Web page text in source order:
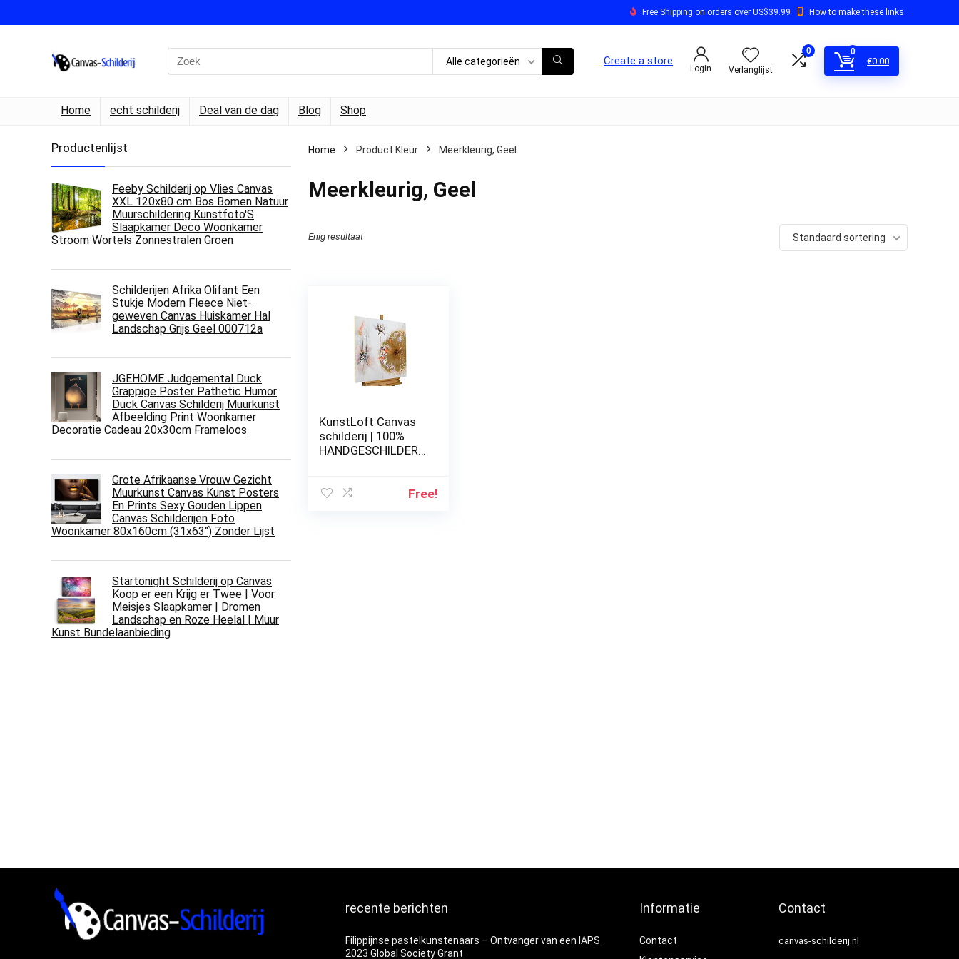
Free Shipping on orders over US$39.99 How to make these links
Search
for:
Alle categorieën Create a store
Login Verlanglijst
0 0
€0.00
Home echt schilderij Deal van de dag Blog Shop
Productenlijst
Feeby Schilderij op Vlies Canvas
XXL 120x80 cm Bos Bomen Natuur
Muurschildering Kunstfoto'S
Slaapkamer Deco Woonkamer
Stroom Wortels Zonnestralen Groen
Schilderijen Afrika Olifant Een
Stukje Modern Fleece Niet-
geweven Canvas Huiskamer Hal
Landschap Grijs Geel 000712a
JGEHOME Judgemental Duck
Grappige Poster Pathetic Humor
Duck Canvas Schilderij Muurkunst
Afbeelding Print Woonkamer
Decoratie Cadeau 20x30cm Frameloos
Grote Afrikaanse Vrouw Gezicht
Muurkunst Canvas Kunst Posters
En Prints Sexy Gouden Lippen
Canvas Schilderijen Foto
Woonkamer 80x160cm (31x63") Zonder Lijst
Startonight Schilderij op Canvas
Koop er een Krijg er Twee | Voor
Meisjes Slaapkamer | Dromen
Landschap en Roze Heelal | Muur
Kunst Bundelaanbieding
Home Product Kleur Meerkleurig, Geel
Meerkleurig, Geel
Enig resultaat Standaard sortering
KunstLoft Canvas
schilderij | 100%
HANDGESCHILDERD
Blossom’ |
Free!
recente berichten
Filippijnse pastelkunstenaars – Ontvanger van een IAPS
2023 Global Society Grant
Informatie
Contact
Contact
canvas-schilderij.nl